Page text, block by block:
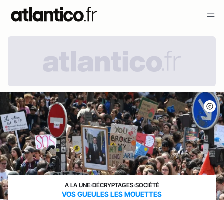
A LA UNE›DÉCRYPTAGES›SOCIÉTÉ
VOS GUEULES LES MOUETTES